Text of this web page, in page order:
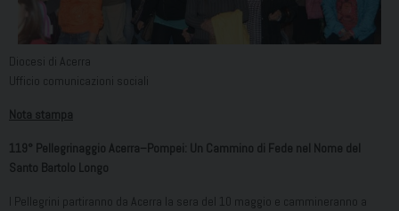
Diocesi di Acerra
Ufficio comunicazioni sociali
Nota stampa
119° Pellegrinaggio Acerra–Pompei: Un Cammino di Fede nel Nome del
Santo Bartolo Longo
I Pellegrini partiranno da Acerra la sera del 10 maggio e cammineranno a